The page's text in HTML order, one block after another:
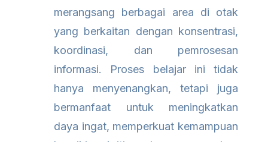
merangsang berbagai area di otak
yang berkaitan dengan konsentrasi,
koordinasi, dan pemrosesan
informasi. Proses belajar ini tidak
hanya menyenangkan, tetapi juga
bermanfaat untuk meningkatkan
daya ingat, memperkuat kemampuan